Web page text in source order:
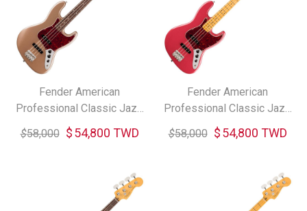
Fender American
Professional Classic Jazz
Bass Rosewood 電貝斯 (共
二色)
$58,000 $54,800 TWD
Fender American
Professional Classic Jazz
Bass Maple 電貝斯
$58,000 $54,800 TWD